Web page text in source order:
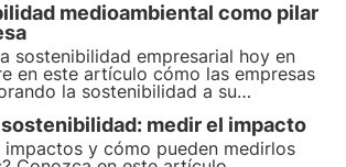
medioambiental como pilar
sostenibilidad empresarial hoy en
en este artículo cómo las empresas
la sostenibilidad a su
papel en la consecución de los
Agenda 2030. Aprende más con las
la Academia Digital de 3Bee.
medir el impacto
impactos y cómo pueden medirlos